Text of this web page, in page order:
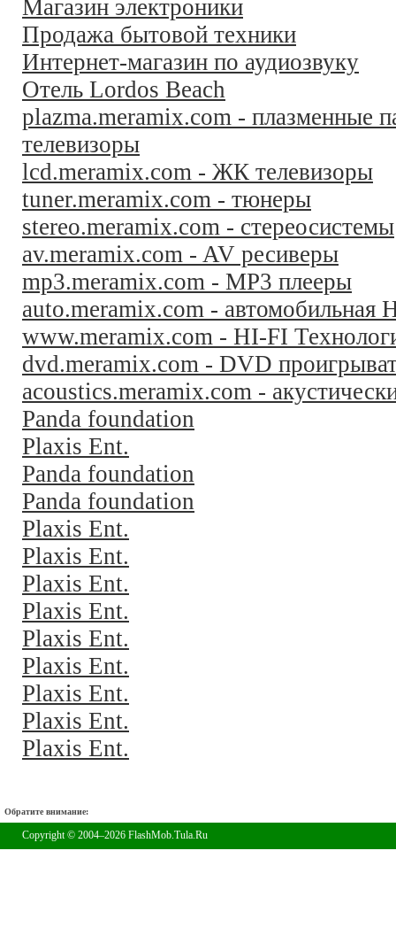
Магазин электроники
Продажа бытовой техники
Интернет-магазин по аудиозвуку
Отель Lordos Beach
plazma.meramix.com - плазменные
телевизоры
lcd.meramix.com - ЖК телевизоры
tuner.meramix.com - тюнеры
stereo.meramix.com - стереосистемы
av.meramix.com - AV ресиверы
mp3.meramix.com - MP3 плееры
auto.meramix.com - автомобильная
www.meramix.com - HI-FI
dvd.meramix.com - DVD
acoustics.meramix.com -
Panda foundation
Plaxis Ent.
Panda foundation
Panda foundation
Plaxis Ent.
Plaxis Ent.
Plaxis Ent.
Plaxis Ent.
Plaxis Ent.
Plaxis Ent.
Plaxis Ent.
Plaxis Ent.
Plaxis Ent.
Обратите внимание:
Copyright © 2004–2026 FlashMob.Tula.Ru